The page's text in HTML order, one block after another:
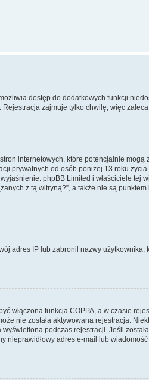
dostęp do dodatkowych funkcji
zajmuje tylko chwilę, więc
internetowych, które potencjalnie
prywatnych od osób poniżej 13 roku
phpBB Limited i właściciele tej
z tą witryną?”, a także nie są punktem
adres IP lub zabronił nazwy użytkownika,
włączona funkcja COPPA, a w czasie
nie została aktywowana rejestracja.
podczas rejestracji. Jeśli
nieprawidłowy adres e-mail lub wiadomość